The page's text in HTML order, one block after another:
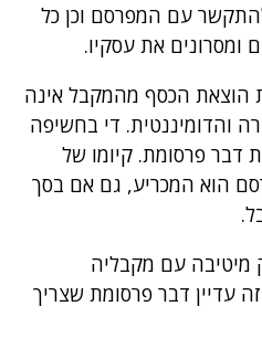
עם המפרסם וכן כל
ומסרונים את עסקיו.
הוצאת הכסף מהמקבל אינה
והדומיננטית. די בחשיפה
דבר פרסומת. קיומו של
הוא המכריע, גם אם בסך
עם מקבליה
עדיין דבר פרסומת שצריך